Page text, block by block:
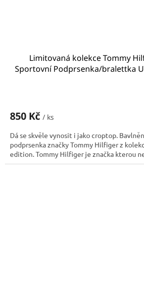
Limitovaná kolekce Tommy
Sportovní Podprsenka/bralettka
850 Kč / ks
Dá se skvěle vynosit i jako croptop.
podprsenka značky Tommy Hilfiger z
edition. Tommy Hilfiger je značka kterou